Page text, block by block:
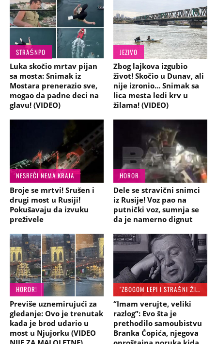
STRAŠNPO
Luka skočio mrtav pijan
sa mosta: Snimak iz
Mostara prenerazio sve,
mogao da padne deci na
glavu! (VIDEO)
JEZIVO
Zbog lajkova izgubio
život! Skočio u Dunav, ali
nije izronio... Snimak sa
lica mesta ledi krv u
žilama! (VIDEO)
NESREĆI NEMA KRAJA
Broje se mrtvi! Srušen i
drugi most u Rusiji!
Pokušavaju da izvuku
preživele
HOROR
Dele se stravični snimci
iz Rusije! Voz pao na
putnički voz, sumnja se
da je namerno dignut
HOROR!
Previše uznemirujući za
gledanje: Ovo je trenutak
kada je brod udario u
most u Njujorku (VIDEO
"ZBOGOM LEPI I STRAŠNI ŽIVOTE!"
“Imam verujte, veliki
razlog”: Evo šta je
prethodilo samoubistvu
Branka Ćopića, njegova